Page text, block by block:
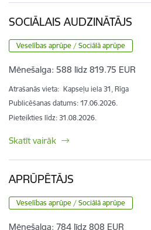
SOCIĀLAIS AUDZINĀTĀJS
Veselības aprūpe / Sociālā aprūpe
Mēnešalga: 588 līdz 819.75 EUR
Atrašanās vieta: Kapseļu iela 31, Rīga
Publicēšanas datums: 17.06.2026.
Pieteikties līdz: 31.08.2026.
Skatīt vairāk
APRŪPĒTĀJS
Veselības aprūpe / Sociālā aprūpe
Mēnešalga: 784 līdz 808 EUR